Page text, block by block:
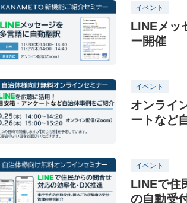
イベント
LINEメッ
ー開催
イベント
オンライ
ートなど
イベント
LINEで住
の自動受